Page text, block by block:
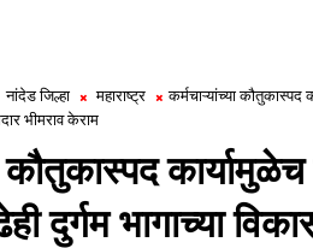
नांदेड जिल्हा महाराष्ट्र
कर्मचाऱ्यांच्या कौतुकास्पद
भीमराव केराम
कौतुकास्पद
दुर्गम भागाच्या